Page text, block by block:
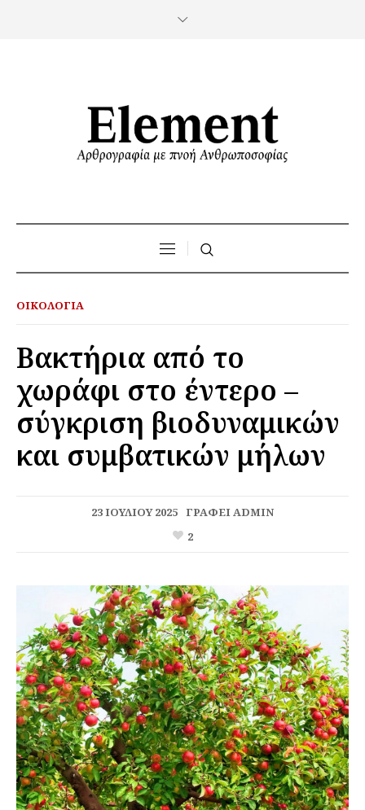
ΟΙΚΟΛΟΓΊΑ
Βακτήρια από το
χωράφι στο έντερο –
σύγκριση βιοδυναμικών
και συμβατικών μήλων
23 ΙΟΥΛΊΟΥ 2025 ΓΡΆΦΕΙADMIN
2